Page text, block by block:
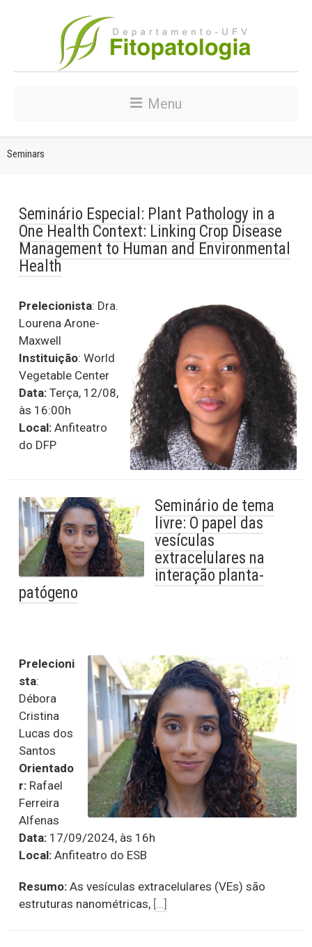
Menu
Seminars
Seminário Especial: Plant Pathology in a
One Health Context: Linking Crop Disease
Management to Human and Environmental
Health
Prelecionista: Dra.
Lourena Arone-
Maxwell
Instituição: World
Vegetable Center
Data: Terça, 12/08,
às 16:00h
Local: Anfiteatro
do DFP
Seminário de tema
livre: O papel das
vesículas
extracelulares na
interação planta-
patógeno
Prelecioni
sta:
Débora
Cristina
Lucas dos
Santos
Orientado
r: Rafael
Ferreira
Alfenas
Data: 17/09/2024, às 16h
Local: Anfiteatro do ESB
Resumo: As vesículas extracelulares (VEs) são
estruturas nanométricas, […]